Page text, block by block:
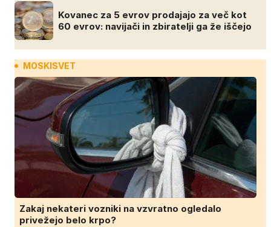
Kovanec za 5 evrov prodajajo za več kot
60 evrov: navijači in zbiratelji ga že iščejo
MOSKISVET
Zakaj nekateri vozniki na vzvratno ogledalo
privežejo belo krpo?